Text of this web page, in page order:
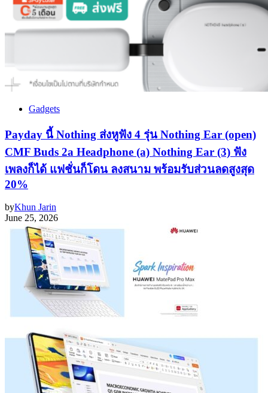
Gadgets
Payday นี้ Nothing ส่งหูฟัง 4 รุ่น Nothing Ear (open)
CMF Buds 2a Headphone (a) Nothing Ear (3) ฟัง
เพลงก็ได้ แฟชั่นก็โดน ลงสนาม พร้อมรับส่วนลดสูงสุด
20%
byKhun Jarin
June 25, 2026